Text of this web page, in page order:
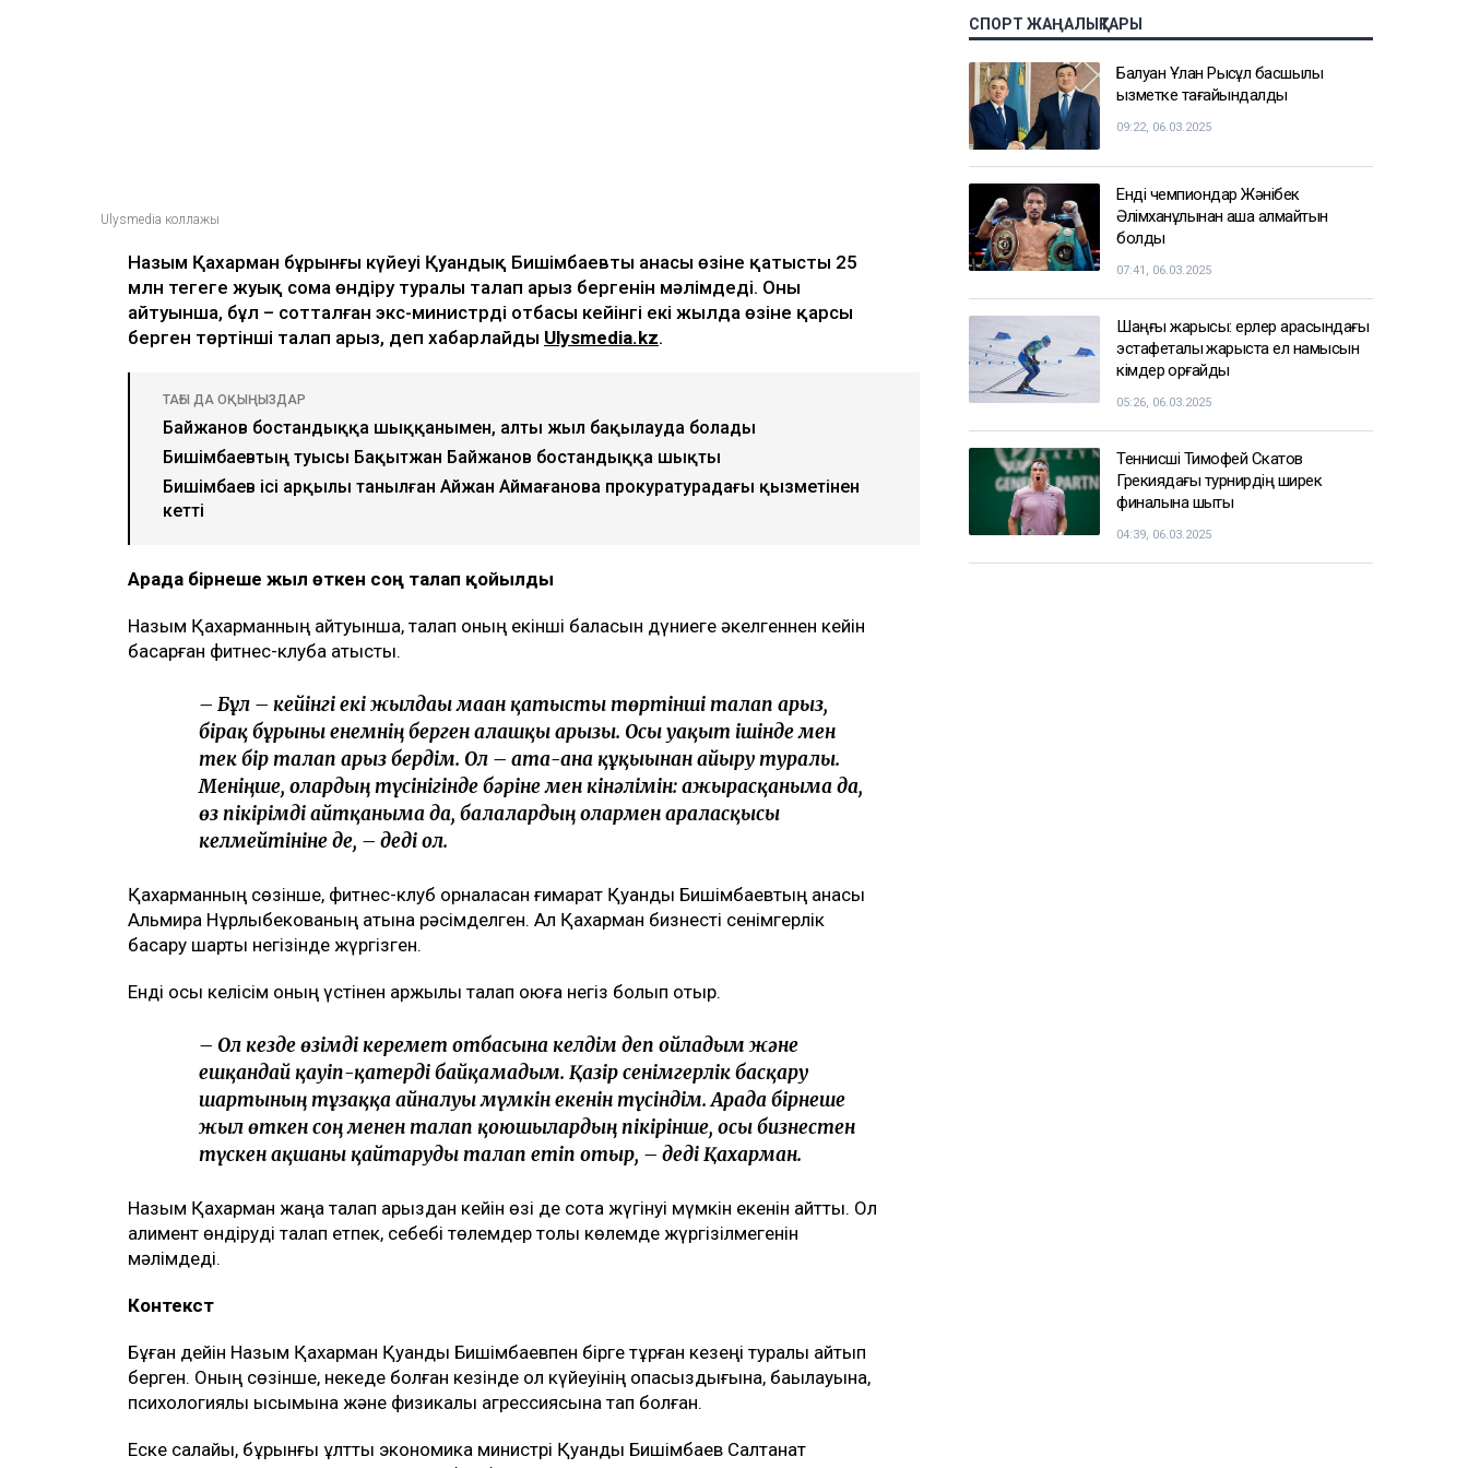
Ulysmedia коллажы
Назым Қахарман бұрынғы күйеуі Қуандық Бишімбаевтың анасы өзіне қатысты 25
млн теңгеге жуық сома өндіру туралы талап арыз бергенін мәлімдеді. Оның
айтуынша, бұл – сотталған экс-министрдің отбасы кейінгі екі жылда өзіне қарсы
берген төртінші талап арыз, деп хабарлайды Ulysmedia.kz.
ТАҒЫ ДА ОҚЫҢЫЗДАР
Байжанов бостандыққа шыққанымен, алты жыл бақылауда болады
Бишімбаевтың туысы Бақытжан Байжанов бостандыққа шықты
Бишімбаев ісі арқылы танылған Айжан Аймағанова прокуратурадағы қызметінен
кетті
Арада бірнеше жыл өткен соң талап қойылды
Назым Қахарманның айтуынша, талап оның екінші баласын дүниеге әкелгеннен кейін
басқарған фитнес-клубқа қатысты.
– Бұл – кейінгі екі жылдағы маған қатысты төртінші талап арыз,
бірақ бұрынғы енемнің берген алғашқы арызы. Осы уақыт ішінде мен
тек бір талап арыз бердім. Ол – ата-ана құқығынан айыру туралы.
Меніңше, олардың түсінігінде бәріне мен кінәлімін: ажырасқаныма да,
өз пікірімді айтқаныма да, балалардың олармен араласқысы
келмейтініне де, – деді ол.
Қахарманның сөзінше, фитнес-клуб орналасқан ғимарат Қуандық Бишімбаевтың анасы
Альмира Нұрлыбекованың атына рәсімделген. Ал Қахарман бизнесті сенімгерлік
басқару шарты негізінде жүргізген.
Енді осы келісім оның үстінен қаржылық талап қоюға негіз болып отыр.
– Ол кезде өзімді керемет отбасына келдім деп ойладым және
ешқандай қауіп-қатерді байқамадым. Қазір сенімгерлік басқару
шартының тұзаққа айналуы мүмкін екенін түсіндім. Арада бірнеше
жыл өткен соң менен талап қоюшылардың пікірінше, осы бизнестен
түскен ақшаны қайтаруды талап етіп отыр, – деді Қахарман.
Назым Қахарман жаңа талап арыздан кейін өзі де сотқа жүгінуі мүмкін екенін айтты. Ол
алимент өндіруді талап етпек, себебі төлемдер толық көлемде жүргізілмегенін
мәлімдеді.
Контекст
Бұған дейін Назым Қахарман Қуандық Бишімбаевпен бірге тұрған кезеңі туралы айтып
берген. Оның сөзінше, некеде болған кезінде ол күйеуінің опасыздығына, бақылауына,
психологиялық қысымына және физикалық агрессиясына тап болған.
Еске салайық, бұрынғы ұлттық экономика министрі Қуандық Бишімбаев Салтанат
СПОРТ ЖАҢАЛЫҚТАРЫ
Балуан Ұлан Рысқұл басшылық
қызметке тағайындалды
09:22, 06.03.2025
Енді чемпиондар Жәнібек
Әлімханұлынан қаша алмайтын
болды
07:41, 06.03.2025
Шаңғы жарысы: ерлер арасындағы
эстафеталық жарыста ел намысын
кімдер қорғайды
05:26, 06.03.2025
Теннисші Тимофей Скатов
Грекиядағы турнирдің ширек
финалына шықты
04:39, 06.03.2025